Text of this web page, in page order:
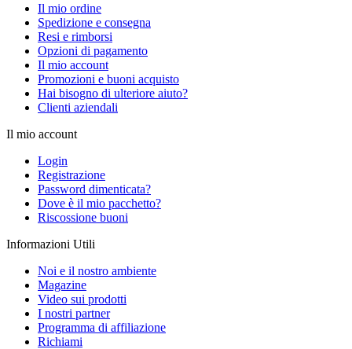
Il mio ordine
Spedizione e consegna
Resi e rimborsi
Opzioni di pagamento
Il mio account
Promozioni e buoni acquisto
Hai bisogno di ulteriore aiuto?
Clienti aziendali
Il mio account
Login
Registrazione
Password dimenticata?
Dove è il mio pacchetto?
Riscossione buoni
Informazioni Utili
Noi e il nostro ambiente
Magazine
Video sui prodotti
I nostri partner
Programma di affiliazione
Richiami